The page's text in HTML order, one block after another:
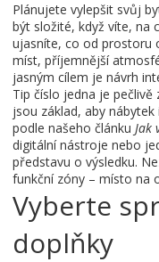
Plánujete vylepšit svůj
být složité, když víte, na
ujasníte, co od prostoru
míst, příjemnější
jasným cílem je návrh
Tip číslo jedna je
jsou základ, aby
podle našeho článku Jak
digitální nástroje nebo
představu o výsledku.
funkční zóny – místo na
Vyberte
doplňky